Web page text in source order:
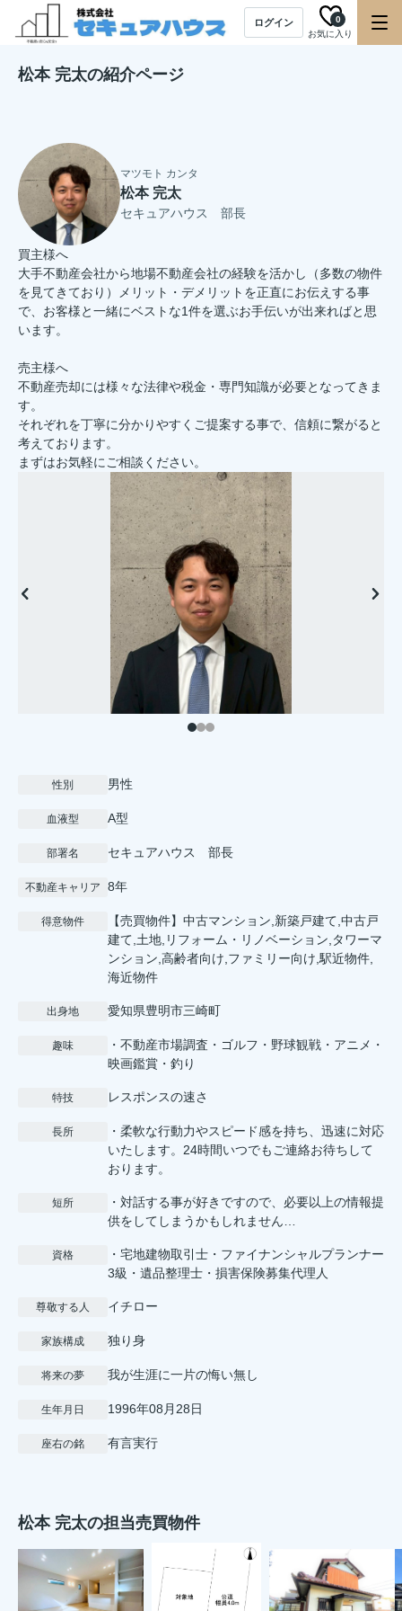
ログイン
お気に入り
0
松本 完太の紹介ページ
マツモト カンタ
松本 完太
セキュアハウス 部長
買主様へ
大手不動産会社から地場不動産会社の経験を活かし（多数の物件
を見てきており）メリット・デメリットを正直にお伝えする事
で、お客様と一緒にベストな1件を選ぶお手伝いが出来ればと思
います。
売主様へ
不動産売却には様々な法律や税金・専門知識が必要となってきま
す。
それぞれを丁寧に分かりやすくご提案する事で、信頼に繋がると
考えております。
まずはお気軽にご相談ください。
性別 男性
血液型 A型
部署名 セキュアハウス 部長
不動産キャリア 8年
得意物件
【売買物件】中古マンション,新築戸建て,中古戸
建て,土地,リフォーム・リノベーション,タワーマ
ンション,高齢者向け,ファミリー向け,駅近物件,
海近物件
出身地 愛知県豊明市三崎町
趣味
・不動産市場調査・ゴルフ・野球観戦・アニメ・
映画鑑賞・釣り
特技 レスポンスの速さ
長所
・柔軟な行動力やスピード感を持ち、迅速に対応
いたします。24時間いつでもご連絡お待ちして
おります。
短所
・対話する事が好きですので、必要以上の情報提
供をしてしまうかもしれません…
資格
・宅地建物取引士・ファイナンシャルプランナー
3級・遺品整理士・損害保険募集代理人
尊敬する人 イチロー
家族構成 独り身
将来の夢 我が生涯に一片の悔い無し
生年月日 1996年08月28日
座右の銘 有言実行
松本 完太の担当売買物件